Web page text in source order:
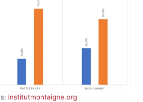
institutmontaigne.org